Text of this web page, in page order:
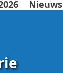
Nieuws